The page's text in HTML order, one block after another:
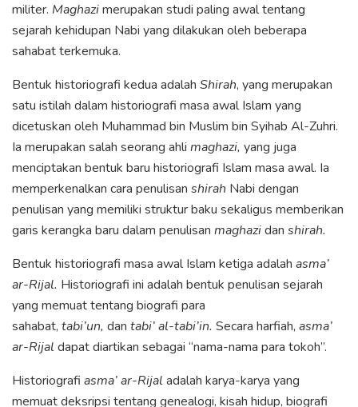
militer. Maghazimerupakan studi paling awal tentang
sejarah kehidupan Nabi yang dilakukan oleh beberapa
sahabat terkemuka.
Bentuk historiografi kedua adalah Shirah, yang merupakan
satu istilah dalam historiografi masa awal Islam yang
dicetuskan oleh Muhammad bin Muslim bin Syihab Al-Zuhri.
Ia merupakan salah seorang ahli maghazi, yang juga
menciptakan bentuk baru historiografi Islam masa awal. Ia
memperkenalkan cara penulisan shirah Nabi dengan
penulisan yang memiliki struktur baku sekaligus memberikan
garis kerangka baru dalam penulisan maghazidan shirah.
Bentuk historiografi masa awal Islam ketiga adalah asma’
ar-Rijal. Historiografi ini adalah bentuk penulisan sejarah
yang memuat tentang biografi para
sahabat, tabi’un, dan tabi’ al-tabi’in. Secara harfiah, asma’
ar-Rijal dapat diartikan sebagai “nama-nama para tokoh”.
Historiografi asma’ ar-Rijal adalah karya-karya yang
memuat deksripsi tentang genealogi, kisah hidup, biografi